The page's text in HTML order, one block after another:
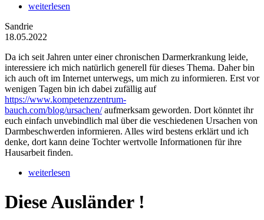
weiterlesen
Sandrie
18.05.2022
Da ich seit Jahren unter einer chronischen Darmerkrankung leide,
interessiere ich mich natürlich generell für dieses Thema. Daher bin
ich auch oft im Internet unterwegs, um mich zu informieren. Erst vor
wenigen Tagen bin ich dabei zufällig auf
https://www.kompetenzzentrum-
bauch.com/blog/ursachen/aufmerksam geworden. Dort könntet ihr
euch einfach unvebindlich mal über die veschiedenen Ursachen von
Darmbeschwerden informieren. Alles wird bestens erklärt und ich
denke, dort kann deine Tochter wertvolle Informationen für ihre
Hausarbeit finden.
weiterlesen
Diese Ausländer !